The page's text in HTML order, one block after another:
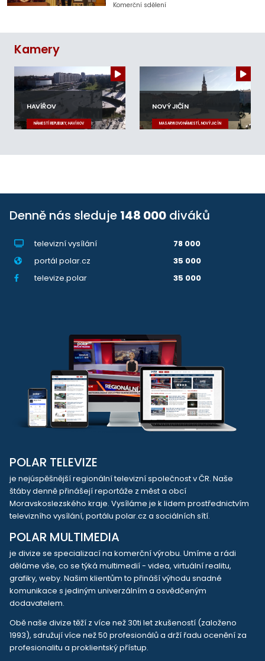
Komerční sdělení
Kamery
HAVÍŘOV
NÁMĚSTÍ REPUBLIKY, HAVÍŘOV
NOVÝ JIČÍN
MASARYKOVO NÁMĚSTÍ, NOVÝ JIČÍN
Denně nás sleduje 148 000 diváků
televizní vysílání
78 000
portál polar.cz
35 000
televize.polar
35 000
POLAR TELEVIZE
je nejúspěšnější regionální televizní společnost v ČR. Naše
štáby denně přinášejí reportáže z měst a obcí
Moravskoslezského kraje. Vysíláme je k lidem prostřednictvím
televizního vysílání, portálu polar.cz a sociálních sítí.
POLAR MULTIMEDIA
je divize se specializací na komerční výrobu. Umíme a rádi
děláme vše, co se týká multimedií - videa, virtuální realitu,
grafiky, weby. Našim klientům to přináší výhodu snadné
komunikace s jediným univerzálním a osvědčeným
dodavatelem.
Obě naše divize těží z více než 30ti let zkušeností (založeno
1993), sdružují více než 50 profesionálů a drží řadu ocenění za
profesionalitu a proklientský přístup.